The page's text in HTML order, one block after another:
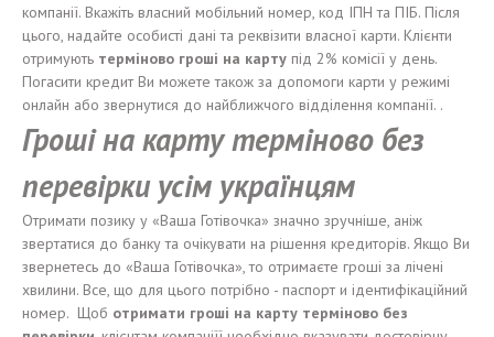
компанії. Вкажіть власний мобільний номер, код ІПН та ПІБ. Після
цього, надайте особисті дані та реквізити власної карти. Клієнти
отримують терміново гроші на карту під 2% комісії у день.
Погасити кредит Ви можете також за допомоги карти у режимі
онлайн або звернутися до найближчого відділення компанії. .
Гроші на карту терміново без
перевірки усім українцям
Отримати позику у «Ваша Готівочка» значно зручніше, аніж
звертатися до банку та очікувати на рішення кредиторів. Якщо Ви
звернетесь до «Ваша Готівочка», то отримаєте гроші за лічені
хвилини. Все, що для цього потрібно - паспорт и ідентифікаційний
номер. Щоб отримати гроші на карту терміново без